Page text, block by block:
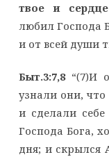
твое и
любил Господа
и от всей души
Быт.3:7,8“(7)И
узнали они,
и сделали
Господа Бога,
дня; и скрылся